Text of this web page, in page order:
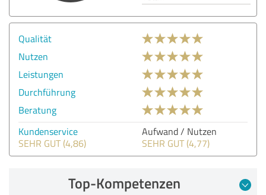
Qualität
Nutzen
Leistungen
Durchführung
Beratung
Kundenservice
SEHR GUT (4,86)
Aufwand / Nutzen
SEHR GUT (4,77)
Top-Kompetenzen